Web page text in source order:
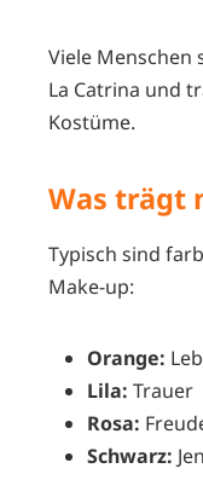
Viele Menschen
La Catrina und
Kostüme.
Was trägt
Typisch sind
Make-up:
Orange:
Lila: Trauer
Rosa:
Schwarz: